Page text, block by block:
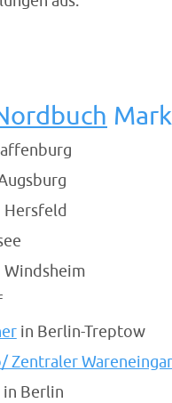
Hersfeld
Windsheim
in Berlin-Treptow
Zentraler
in Berlin